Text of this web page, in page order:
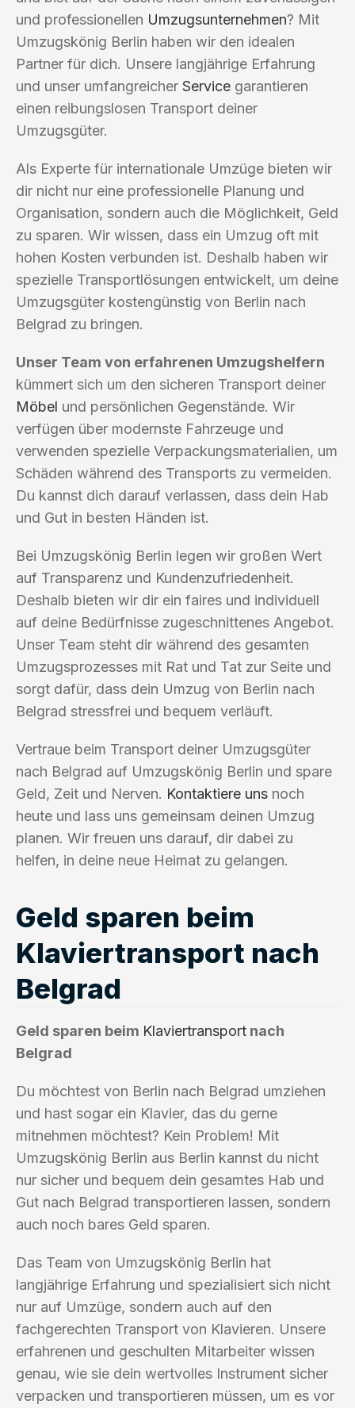
und professionellen Umzugsunternehmen? Mit
Umzugskönig Berlin haben wir den idealen
Partner für dich. Unsere langjährige Erfahrung
und unser umfangreicher Service garantieren
einen reibungslosen Transport deiner
Umzugsgüter.
Als Experte für internationale Umzüge bieten wir
dir nicht nur eine professionelle Planung und
Organisation, sondern auch die Möglichkeit, Geld
zu sparen. Wir wissen, dass ein Umzug oft mit
hohen Kosten verbunden ist. Deshalb haben wir
spezielle Transportlösungen entwickelt, um deine
Umzugsgüter kostengünstig von Berlin nach
Belgrad zu bringen.
Unser Team von erfahrenen Umzugshelfern
kümmert sich um den sicheren Transport deiner
Möbel und persönlichen Gegenstände. Wir
verfügen über modernste Fahrzeuge und
verwenden spezielle Verpackungsmaterialien, um
Schäden während des Transports zu vermeiden.
Du kannst dich darauf verlassen, dass dein Hab
und Gut in besten Händen ist.
Bei Umzugskönig Berlin legen wir großen Wert
auf Transparenz und Kundenzufriedenheit.
Deshalb bieten wir dir ein faires und individuell
auf deine Bedürfnisse zugeschnittenes Angebot.
Unser Team steht dir während des gesamten
Umzugsprozesses mit Rat und Tat zur Seite und
sorgt dafür, dass dein Umzug von Berlin nach
Belgrad stressfrei und bequem verläuft.
Vertraue beim Transport deiner Umzugsgüter
nach Belgrad auf Umzugskönig Berlin und spare
Geld, Zeit und Nerven. Kontaktiere uns noch
heute und lass uns gemeinsam deinen Umzug
planen. Wir freuen uns darauf, dir dabei zu
helfen, in deine neue Heimat zu gelangen.
Geld sparen beim
Klaviertransport nach
Belgrad
Geld sparen beim Klaviertransport nach
Belgrad
Du möchtest von Berlin nach Belgrad umziehen
und hast sogar ein Klavier, das du gerne
mitnehmen möchtest? Kein Problem! Mit
Umzugskönig Berlin aus Berlin kannst du nicht
nur sicher und bequem dein gesamtes Hab und
Gut nach Belgrad transportieren lassen, sondern
auch noch bares Geld sparen.
Das Team von Umzugskönig Berlin hat
langjährige Erfahrung und spezialisiert sich nicht
nur auf Umzüge, sondern auch auf den
fachgerechten Transport von Klavieren. Unsere
erfahrenen und geschulten Mitarbeiter wissen
genau, wie sie dein wertvolles Instrument sicher
verpacken und transportieren müssen, um es vor